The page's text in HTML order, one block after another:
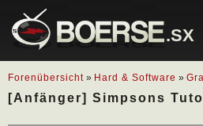
.SX
Forenübersicht » Hard & Software »
[Anfänger] Simpsons